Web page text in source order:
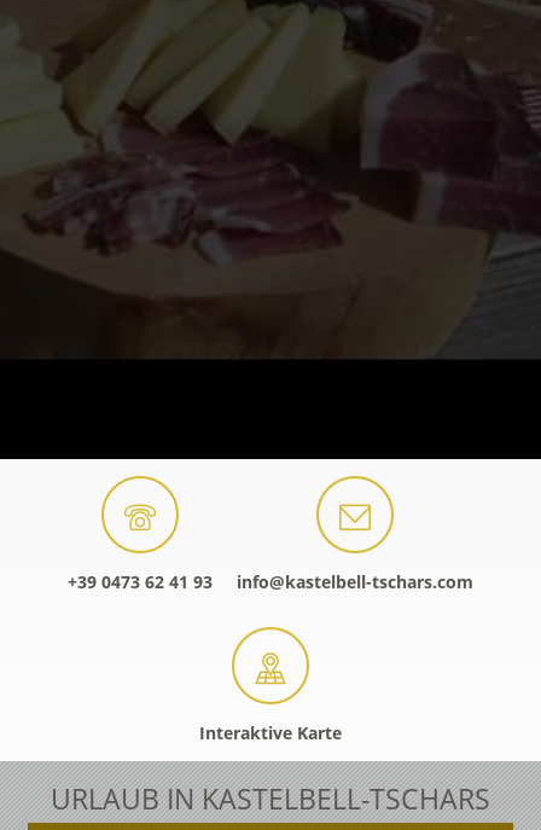
+39 0473 62 41 93 info@kastelbell-tschars.com
Interaktive Karte
URLAUB IN KASTELBELL-TSCHARS